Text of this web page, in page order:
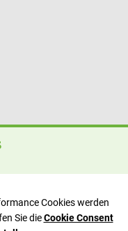
Cookies werden
Sie dieCookie Consent